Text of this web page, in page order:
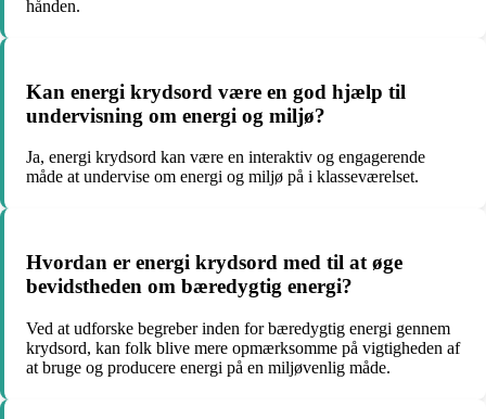
hånden.
Kan energi krydsord være en god hjælp til
undervisning om energi og miljø?
Ja, energi krydsord kan være en interaktiv og engagerende
måde at undervise om energi og miljø på i klasseværelset.
Hvordan er energi krydsord med til at øge
bevidstheden om bæredygtig energi?
Ved at udforske begreber inden for bæredygtig energi gennem
krydsord, kan folk blive mere opmærksomme på vigtigheden af
at bruge og producere energi på en miljøvenlig måde.